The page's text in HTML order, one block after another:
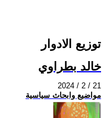
توزيع الادوار
خالد بطراوي
2024 / 2 / 21
مواضيع وابحاث سياسية